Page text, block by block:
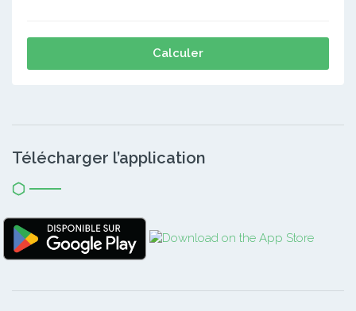
Calculer
Télécharger l’application